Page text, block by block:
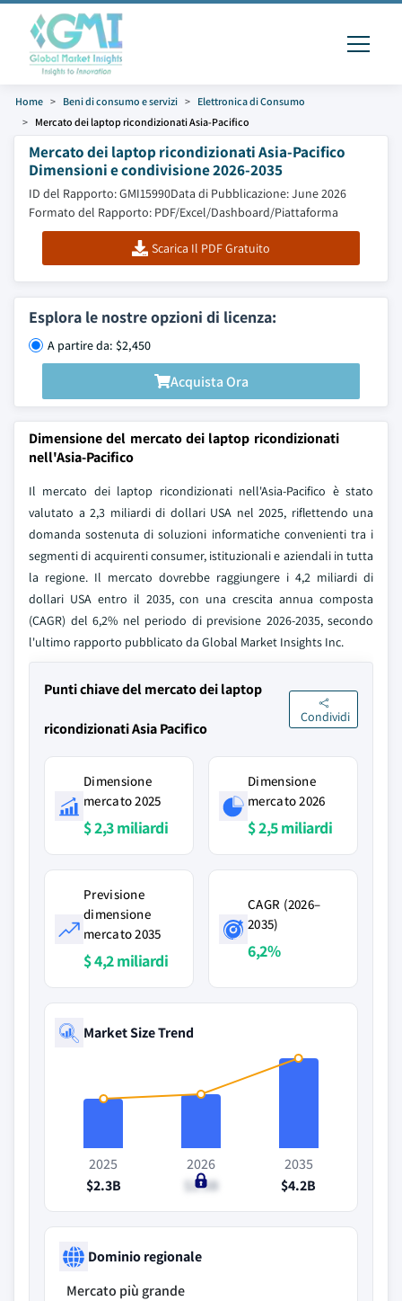
Home Beni di consumo e servizi
Elettronica di Consumo
Mercato dei laptop ricondizionati Asia-Pacifico
Mercato dei laptop ricondizionati Asia-Pacifico
Dimensioni e condivisione 2026-2035
ID del Rapporto: GMI15990Data di Pubblicazione: June 2026
Formato del Rapporto: PDF/Excel/Dashboard/Piattaforma
Scarica Il PDF Gratuito
Esplora le nostre opzioni di licenza:
A partire da: $2,450
Acquista Ora
Dimensione del mercato dei laptop ricondizionati
nell'Asia-Pacifico
Il mercato dei laptop ricondizionati nell'Asia-Pacifico è stato
valutato a 2,3 miliardi di dollari USA nel 2025, riflettendo una
domanda sostenuta di soluzioni informatiche convenienti tra i
segmenti di acquirenti consumer, istituzionali e aziendali in tutta
la regione. Il mercato dovrebbe raggiungere i 4,2 miliardi di
dollari USA entro il 2035, con una crescita annua composta
(CAGR) del 6,2% nel periodo di previsione 2026-2035, secondo
l'ultimo rapporto pubblicato da Global Market Insights Inc.
Punti chiave del mercato dei laptop
ricondizionati Asia Pacifico
Condividi
Dimensione
mercato 2025
$ 2,3 miliardi
Dimensione
mercato 2026
$ 2,5 miliardi
Previsione
dimensione
mercato 2035
$ 4,2 miliardi
CAGR (2026–
2035)
6,2%
Market Size Trend
2025
$2.3B
2026
$2.5B
2035
$4.2B
Dominio regionale
Mercato più grande